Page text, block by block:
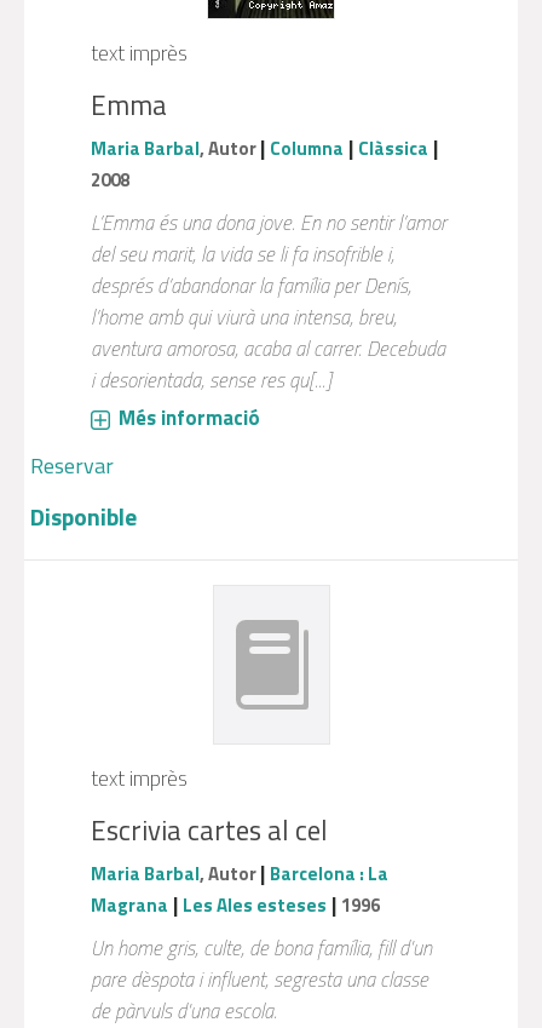
text imprès
Emma
Maria Barbal, Autor| Columna | Clàssica |
2008
L’Emma és una dona jove. En no sentir l’amor
del seu marit, la vida se li fa insofrible i,
després d’abandonar la família per Denís,
l’home amb qui viurà una intensa, breu,
aventura amorosa, acaba al carrer. Decebuda
i desorientada, sense res qu[...]
Més informació
Reservar
Disponible
text imprès
Escrivia cartes al cel
Maria Barbal, Autor| Barcelona : La
Magrana | Les Ales esteses | 1996
Un home gris, culte, de bona família, fill d'un
pare dèspota i influent, segresta una classe
de pàrvuls d'una escola.